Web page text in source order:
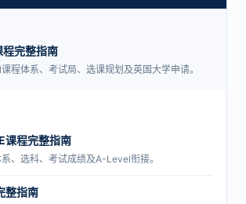
完整指南
程体系、考试局、选课规划及英国大学申请。
课程完整指南
、选科、考试成绩及A-Level衔接。
整指南